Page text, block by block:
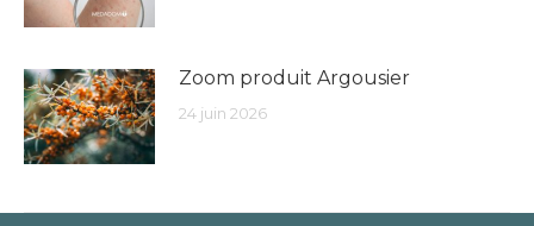
Zoom produit Argousier
24 juin 2026